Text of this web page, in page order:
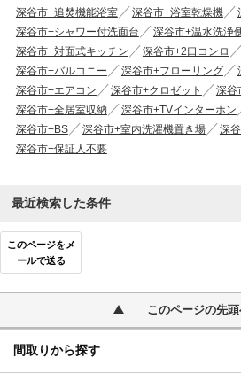
深谷市+追焚機能浴室
深谷市+浴室乾燥機
深谷市+シャワー付洗面台
深谷市+温水洗浄
深谷市+対面式キッチン
深谷市+2口コンロ
深谷市+バルコニー
深谷市+フローリング
深谷市+エアコン
深谷市+クロゼット
深谷
深谷市+全居室収納
深谷市+TVインターホン
深谷市+BS
深谷市+室内洗濯機置き場
深
深谷市+保証人不要
最近検索した条件
このページをメ
ールで送る
このページの先頭
間取りから探す